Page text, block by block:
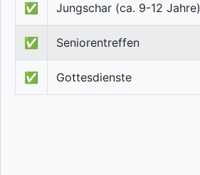
✅ Jungschar (ca. 9-12 Jahre)
✅ Seniorentreffen
✅ Gottesdienste